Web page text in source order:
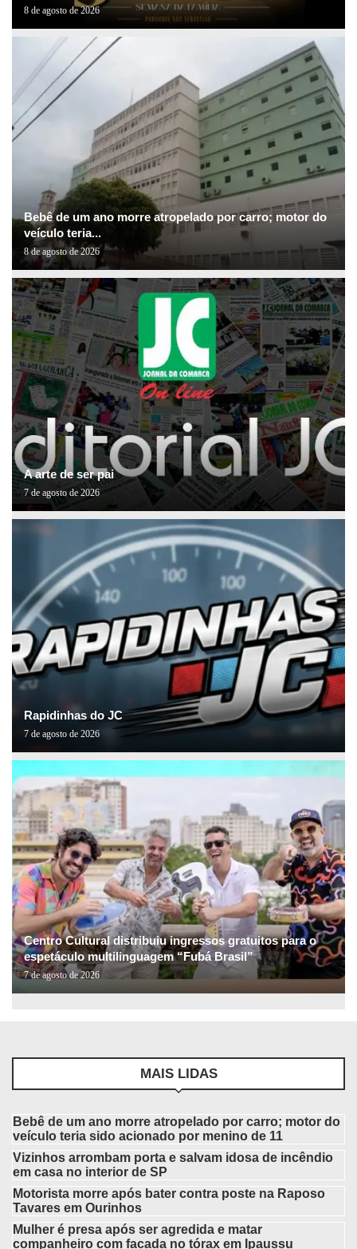
8 de agosto de 2026
Bebê de um ano morre atropelado por carro; motor do
veículo teria...
8 de agosto de 2026
A arte de ser pai
7 de agosto de 2026
Rapidinhas do JC
7 de agosto de 2026
Centro Cultural distribuiu ingressos gratuitos para o
espetáculo multilinguagem “Fubá Brasil”
7 de agosto de 2026
MAIS LIDAS
Bebê de um ano morre atropelado por carro; motor do
veículo teria sido acionado por menino de 11
Vizinhos arrombam porta e salvam idosa de incêndio
em casa no interior de SP
Motorista morre após bater contra poste na Raposo
Tavares em Ourinhos
Mulher é presa após ser agredida e matar
companheiro com facada no tórax em Ipaussu